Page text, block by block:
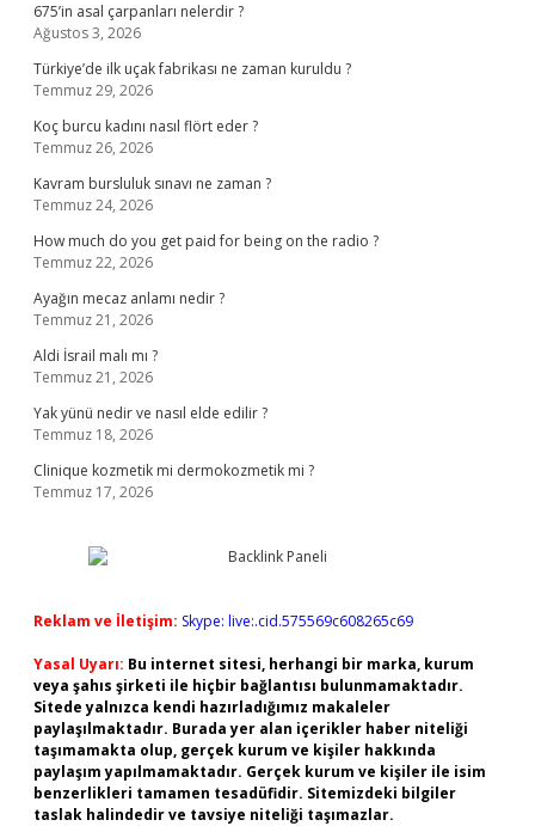
675’in asal çarpanları nelerdir ?
Ağustos 3, 2026
Türkiye’de ilk uçak fabrikası ne zaman kuruldu ?
Temmuz 29, 2026
Koç burcu kadını nasıl flört eder ?
Temmuz 26, 2026
Kavram bursluluk sınavı ne zaman ?
Temmuz 24, 2026
How much do you get paid for being on the radio ?
Temmuz 22, 2026
Ayağın mecaz anlamı nedir ?
Temmuz 21, 2026
Aldi İsrail malı mı ?
Temmuz 21, 2026
Yak yünü nedir ve nasıl elde edilir ?
Temmuz 18, 2026
Clinique kozmetik mi dermokozmetik mi ?
Temmuz 17, 2026
Reklam ve İletişim: Skype: live:.cid.575569c608265c69
Yasal Uyarı: Bu internet sitesi, herhangi bir marka, kurum
veya şahıs şirketi ile hiçbir bağlantısı bulunmamaktadır.
Sitede yalnızca kendi hazırladığımız makaleler
paylaşılmaktadır. Burada yer alan içerikler haber niteliği
taşımamakta olup, gerçek kurum ve kişiler hakkında
paylaşım yapılmamaktadır. Gerçek kurum ve kişiler ile isim
benzerlikleri tamamen tesadüfidir. Sitemizdeki bilgiler
taslak halindedir ve tavsiye niteliği taşımazlar.